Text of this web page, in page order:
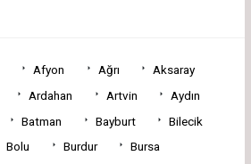
Afyon Ağrı
Aksaray
Ardahan Artvin
Aydın
Batman Bayburt
Bilecik
Bolu Burdur
Bursa